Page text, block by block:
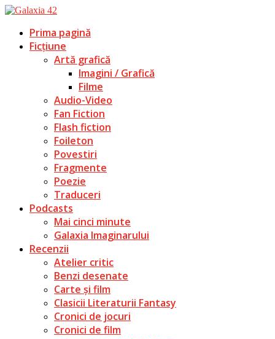
Prima pagină
Ficțiune
Artă grafică
Imagini / Grafică
Filme
Audio-Video
Fan Fiction
Flash fiction
Foileton
Povestiri
Fragmente
Poezie
Traduceri
Podcasts
Mai cinci minute
Galaxia Imaginarului
Recenzii
Atelier critic
Benzi desenate
Carte și film
Clasicii Literaturii Fantasy
Cronici de jocuri
Cronici de film